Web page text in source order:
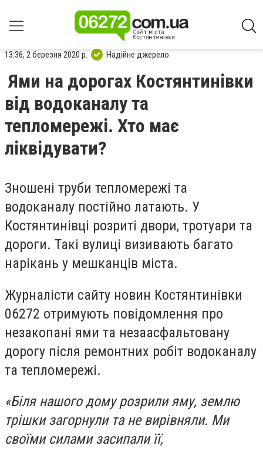
13:36, 2 березня 2020 р. Надійне джерело
Ями на дорогах Костянтинівки
від водоканалу та
тепломережі. Хто має
ліквідувати?
Зношені труби тепломережі та
водоканалу постійно латають. У
Костянтинівці розриті двори, тротуари та
дороги. Такі вулиці визивають багато
нарікань у мешканців міста.
Журналісти сайту новин Костянтинівки
06272 отримують повідомлення про
незакопані ями та незаасфальтовану
дорогу після ремонтних робіт водоканалу
та тепломережі.
«Біля нашого дому розрили яму, землю
трішки загорнули та не вирівняли. Ми
своїми силами засипали її,